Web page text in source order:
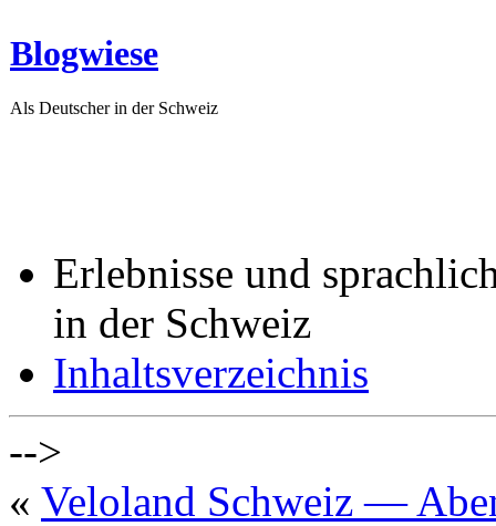
Blogwiese
Als Deutscher in der Schweiz
Erlebnisse und
in der Schweiz
Inhaltsverzeichnis
-->
« Veloland Schweiz —